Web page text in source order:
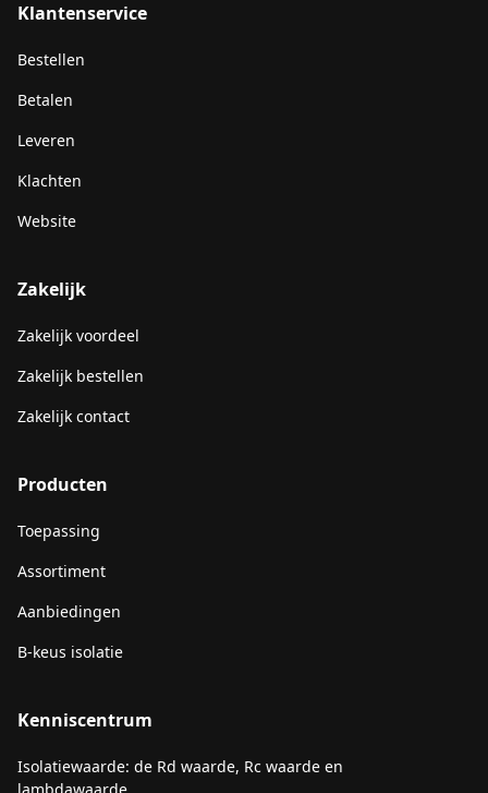
Klantenservice
Bestellen
Betalen
Leveren
Klachten
Website
Zakelijk
Zakelijk voordeel
Zakelijk bestellen
Zakelijk contact
Producten
Toepassing
Assortiment
Aanbiedingen
B-keus isolatie
Kenniscentrum
Isolatiewaarde: de Rd waarde, Rc waarde en